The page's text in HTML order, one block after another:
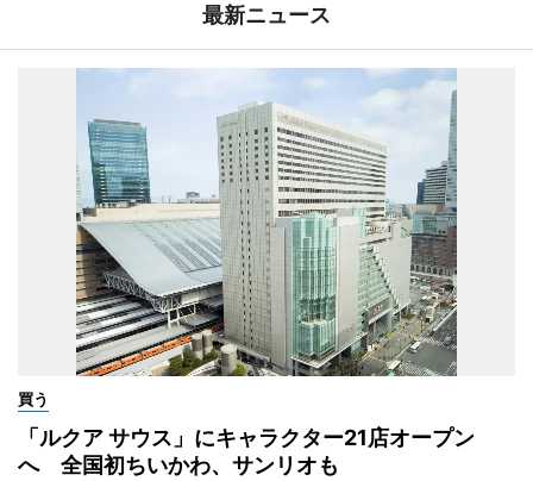
最新ニュース
買う
「ルクア サウス」にキャラクター21店オープン
へ 全国初ちいかわ、サンリオも